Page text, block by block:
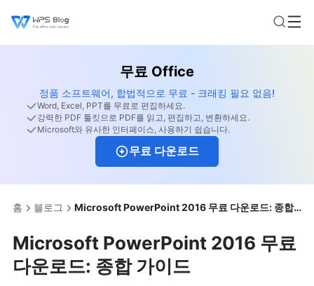
무료 Office
정품 소프트웨어, 합법적으로 무료 - 크래킹 필요 없음!
Word, Excel, PPT를 무료로 편집하세요.
강력한 PDF 툴킷으로 PDF를 읽고, 편집하고, 변환하세요.
Microsoft와 유사한 인터페이스, 사용하기 쉽습니다.
무료 다운로드
홈 블로그 Microsoft PowerPoint 2016 무료 다운로드: 종합 가이드
Microsoft PowerPoint 2016 무료
다운로드: 종합 가이드